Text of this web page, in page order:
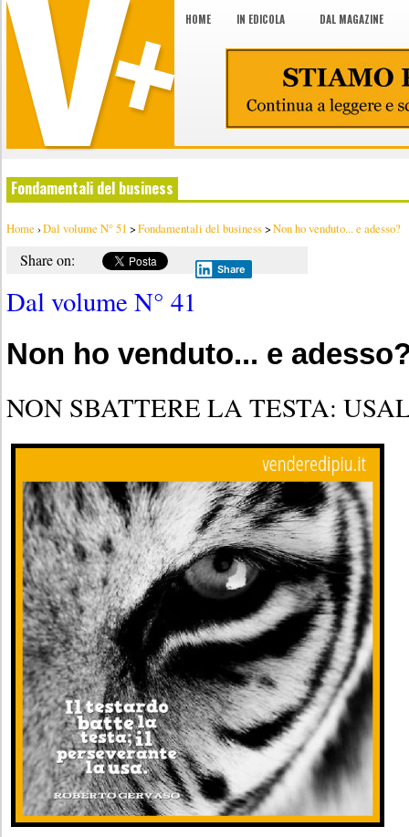
HOME IN EDICOLA DAL MAGAZINE
Fondamentali del business
Home ›Dal volume N° 51 >Fondamentali del business>Non ho venduto... e adesso?
Share on: Share
Dal volume N° 41
Non ho venduto... e
NON SBATTERE LA TESTA: